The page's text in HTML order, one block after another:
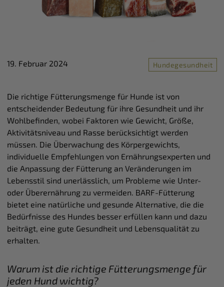
19. Februar 2024 Hundegesundheit
Die richtige Fütterungsmenge für Hunde ist von
entscheidender Bedeutung für ihre Gesundheit und ihr
Wohlbefinden, wobei Faktoren wie Gewicht, Größe,
Aktivitätsniveau und Rasse berücksichtigt werden
müssen. Die Überwachung des Körpergewichts,
individuelle Empfehlungen von Ernährungsexperten und
die Anpassung der Fütterung an Veränderungen im
Lebensstil sind unerlässlich, um Probleme wie Unter-
oder Überernährung zu vermeiden. BARF-Fütterung
bietet eine natürliche und gesunde Alternative, die die
Bedürfnisse des Hundes besser erfüllen kann und dazu
beiträgt, eine gute Gesundheit und Lebensqualität zu
erhalten.
Warum ist die richtige Fütterungsmenge für
jeden Hund wichtig?